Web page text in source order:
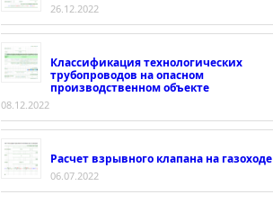
26.12.2022
Классификация технологических
трубопроводов на опасном
производственном объекте
08.12.2022
Расчет взрывного клапана на газоходе
06.07.2022